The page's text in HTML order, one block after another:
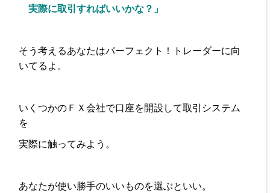
実際に取引すればいいかな？」
そう考えるあなたはパーフェクト！トレーダーに向
いてるよ。
いくつかのＦＸ会社で口座を開設して取引システム
を
実際に触ってみよう。
あなたが使い勝手のいいものを選ぶといい。